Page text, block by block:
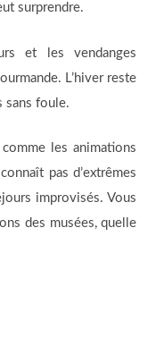
surprendre.
et les vendanges
L’hiver reste
sans foule.
les animations
pas d’extrêmes
improvisés. Vous
des musées, quelle